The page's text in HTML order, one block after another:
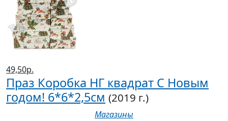
49,50р.
Праз Коробка НГ квадрат С Новым
годом! 6*6*2,5см (2019 г.)
Магазины